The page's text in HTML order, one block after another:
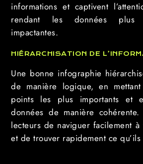
informations et captivent
rendant les données plus
impactantes.
HIÉRARCHISATION DE
Une bonne infographie
de manière logique, en
points les plus importants et
données de manière
lecteurs de naviguer facilement à
et de trouver rapidement ce